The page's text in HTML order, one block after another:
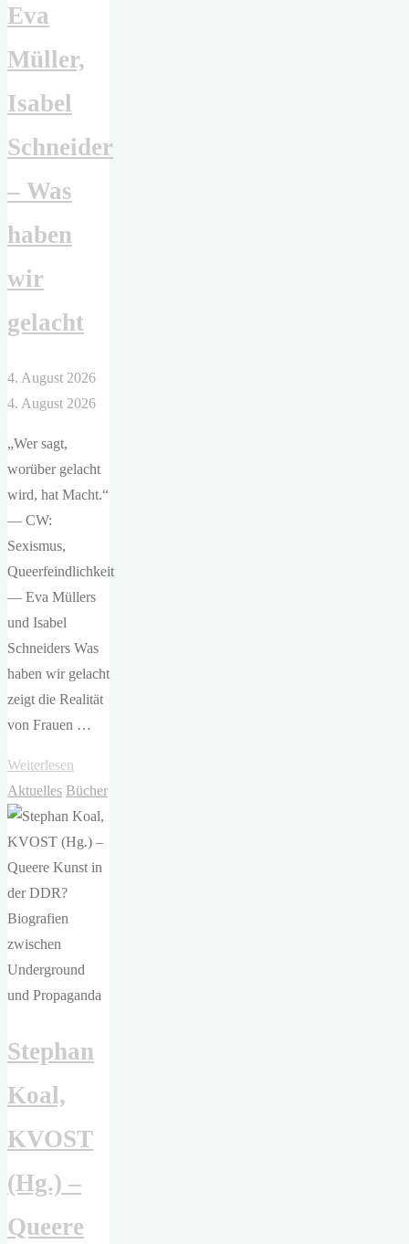
Eva
Müller,
Isabel
Schneider
– Was
haben
wir
gelacht
4. August 2026
4. August 2026
„Wer sagt,
worüber gelacht
wird, hat Macht.“
— CW:
Sexismus,
Queerfeindlichkeit
— Eva Müllers
und Isabel
Schneiders Was
haben wir gelacht
zeigt die Realität
von Frauen …
Weiterlesen
Müller,
Isabel
Schneider
–
gelacht"
Aktuelles Bücher
Stephan
Koal,
KVOST
(Hg.) –
Queere